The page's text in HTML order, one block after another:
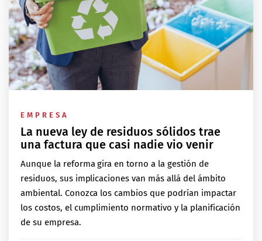
EMPRESA
La nueva ley de residuos sólidos trae
una factura que casi nadie vio venir
Aunque la reforma gira en torno a la gestión de
residuos, sus implicaciones van más allá del ámbito
ambiental. Conozca los cambios que podrían impactar
los costos, el cumplimiento normativo y la planificación
de su empresa.